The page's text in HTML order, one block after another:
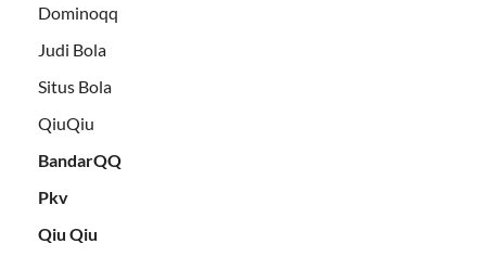
Dominoqq
Judi Bola
Situs Bola
QiuQiu
BandarQQ
Pkv
Qiu Qiu